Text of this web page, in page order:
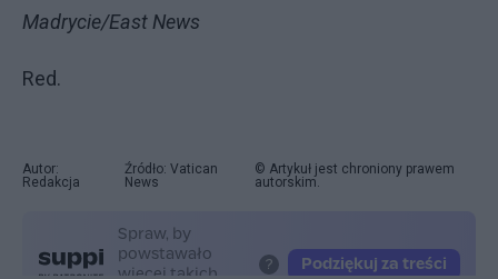
Madrycie/East News
Red.
Autor:
Redakcja
Źródło: Vatican
News
© Artykuł jest chroniony prawem
autorskim.